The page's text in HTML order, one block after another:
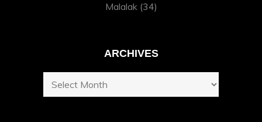
Malalak (34)
ARCHIVES
Archives